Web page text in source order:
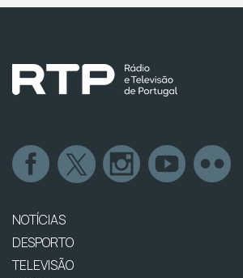
NOTÍCIAS
DESPORTO
TELEVISÃO